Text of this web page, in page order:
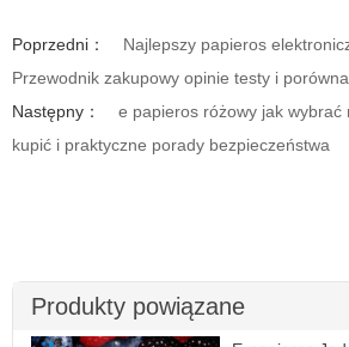
Poprzedni：
Najlepszy papieros
Przewodnik zakupowy opinie testy i
Następny：
e papieros różowy jak wybrać
kupić i praktyczne porady bezpieczeństwa
Produkty powiązane